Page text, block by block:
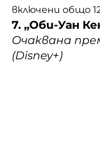
включени общо
7. „Оби-Уан
Очаквана
(Disney+)